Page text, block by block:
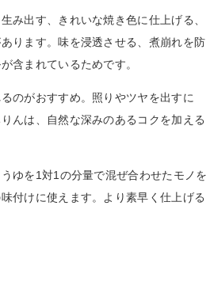
み出す、きれいな焼き色に仕上げる、
ります。味を浸透させる、煮崩れを防
含まれているためです。
のがおすすめ。照りやツヤを出すに
んは、自然な深みのあるコクを加える
ゆを1対1の分量で混ぜ合わせたモノを
付けに使えます。より素早く仕上げる